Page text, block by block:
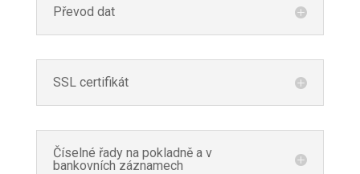
Převod dat
SSL certifikát
Číselné řady na pokladně a v
bankovních záznamech